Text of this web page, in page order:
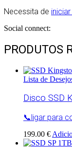
Necessita de
Social connect:
PRODUTOS
Lista de
Disco SSD
📞ligar para
199.00 €